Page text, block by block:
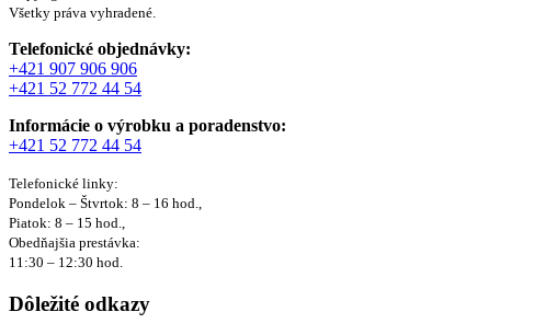
Všetky práva vyhradené.
Telefonické objednávky:
+421 907 906 906
+421 52 772 44 54
Informácie o výrobku a poradenstvo:
+421 52 772 44 54
Telefonické linky:
Pondelok – Štvrtok: 8 – 16 hod.,
Piatok: 8 – 15 hod.,
Obedňajšia prestávka:
11:30 – 12:30 hod.
Dôležité odkazy